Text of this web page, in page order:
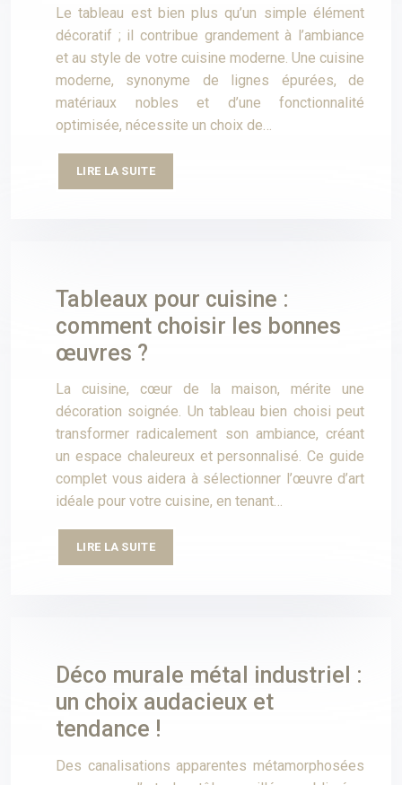
Le tableau est bien plus qu’un simple élément
décoratif ; il contribue grandement à l’ambiance
et au style de votre cuisine moderne. Une cuisine
moderne, synonyme de lignes épurées, de
matériaux nobles et d’une fonctionnalité
optimisée, nécessite un choix de…
LIRE LA SUITE
Tableaux pour cuisine :
comment choisir les bonnes
œuvres ?
La cuisine, cœur de la maison, mérite une
décoration soignée. Un tableau bien choisi peut
transformer radicalement son ambiance, créant
un espace chaleureux et personnalisé. Ce guide
complet vous aidera à sélectionner l’œuvre d’art
idéale pour votre cuisine, en tenant…
LIRE LA SUITE
Déco murale métal industriel :
un choix audacieux et
tendance !
Des canalisations apparentes métamorphosées